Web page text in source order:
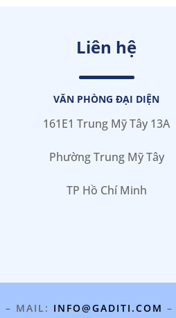
Liên hệ
VĂN PHÒNG ĐẠI DIỆN
161E1 Trung Mỹ Tây 13A
Phường Trung Mỹ Tây
TP Hồ Chí Minh
– MAIL: INFO@GADITI.COM –